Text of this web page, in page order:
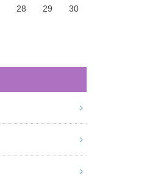
28 29
30